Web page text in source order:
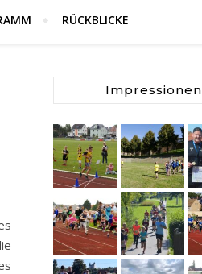
RÜCKBLICKE
Impressionen